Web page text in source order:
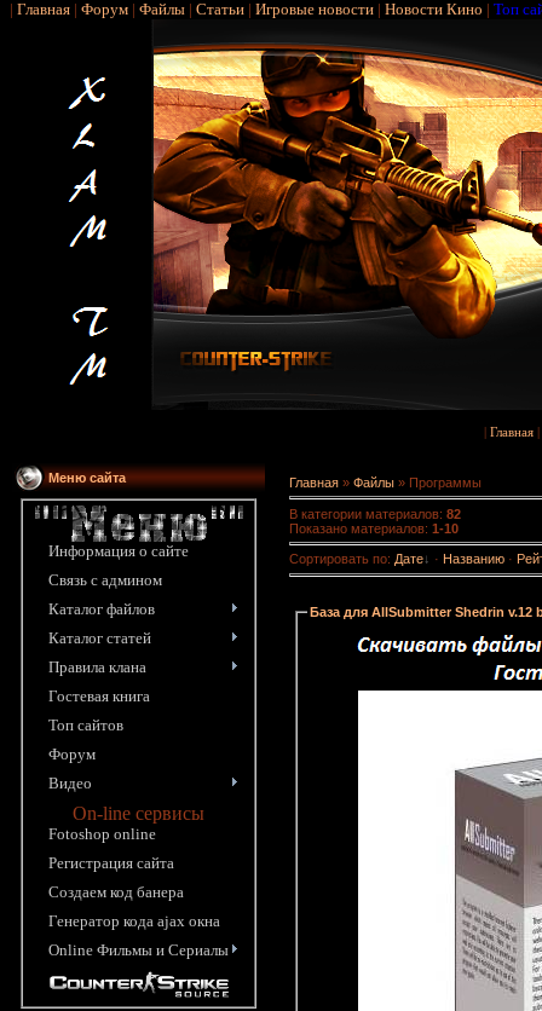
| Главная| Форум| Файлы| Статьи| Игровые новости| Новости Кино | Топ
Главная
Меню сайта
Информация o сайте
Связь с админом
Каталог файлов
Каталог статей
Правила клана
Гостевая книга
Топ сайтов
Форум
Видео
On-line сервисы
Fotoshop online
Pегистрация сайта
Создаем код банера
Генератор кода ajax окна
Online Фильмы и Сериалы
Главная » Файлы » Программы
В категории материалов: 82
Показано материалов: 1-10
Сортировать по: Дате · Названию ·
База для AllSubmitter Shedrin v.12